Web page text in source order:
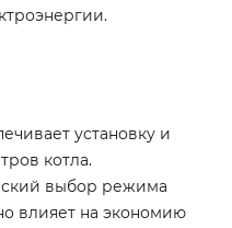
установку и
котла.
выбор режима
влияет на экономию